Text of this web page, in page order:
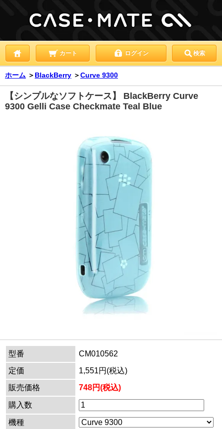
カート ログイン 検索
ホーム ＞ BlackBerry ＞Curve 9300
【シンプルなソフトケース】 BlackBerry Curve
9300 Gelli Case Checkmate Teal Blue
型番
CM010562
定価
1,551円(税込)
販売価格
748円(税込)
購入数
機種